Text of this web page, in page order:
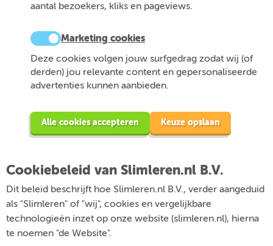
aantal bezoekers, kliks en pageviews.
Marketing cookies
Deze cookies volgen jouw surfgedrag zodat wij (of
derden) jou relevante content en gepersonaliseerde
advertenties kunnen aanbieden.
Alle cookies accepteren Keuze opslaan
Cookiebeleid van Slimleren.nl B.V.
Dit beleid beschrijft hoe Slimleren.nl B.V., verder aangeduid
als "Slimleren" of "wij", cookies en vergelijkbare
technologieën inzet op onze website (slimleren.nl), hierna
te noemen "de Website".